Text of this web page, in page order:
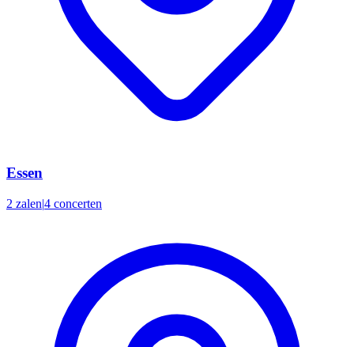
Essen
2 zalen|4 concerten